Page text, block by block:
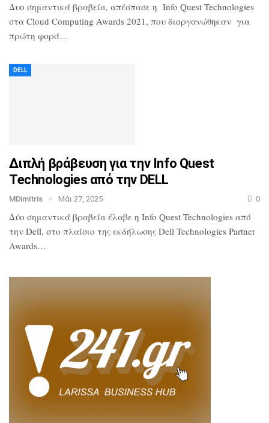
Δυο σημαντικά βραβεία, απέσπασε η Info Quest Technologies
στα Cloud Computing Awards 2021, που διοργανώθηκαν για
πρώτη φορά…
DELL
Διπλή βράβευση για την Info Quest
Technologies από την DELL
MDimitris Μάι 27, 2025 0
Δύο σημαντικά βραβεία έλαβε η Info Quest Technologies από
την Dell, στο πλαίσιο της εκδήλωσης Dell Technologies Partner
Awards…